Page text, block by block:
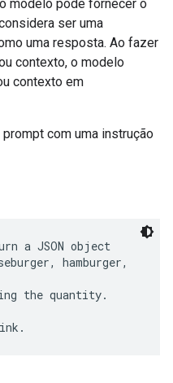
modelo pode fornecer o
ser uma
uma resposta. Ao fazer
contexto, o modelo
contexto em
com uma instrução
a JSON object
hamburger,
the quantity.